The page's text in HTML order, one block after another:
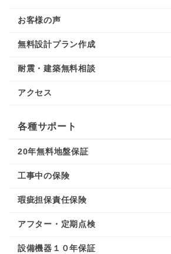
お客様の声
無料設計プラン作成
耐震・建築無料相談
アクセス
各種サポート
20年無料地盤保証
工事中の保険
瑕疵担保責任保険
アフター・定期点検
設備機器１０年保証